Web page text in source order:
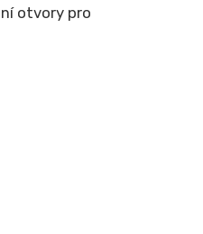
otvory pro